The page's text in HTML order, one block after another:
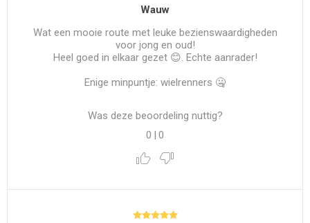
Wauw
Wat een mooie route met leuke bezienswaardigheden
voor jong en oud!
Heel goed in elkaar gezet 😊. Echte aanrader!
Enige minpuntje: wielrenners 🤐
Was deze beoordeling nuttig?
0
0